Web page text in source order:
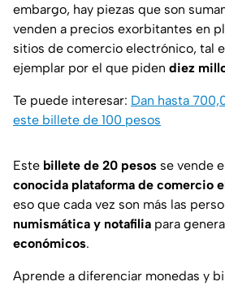
embargo, hay piezas que son
venden a precios exorbitantes en
sitios de comercio electrónico, tal
ejemplar por el que piden diez
Te puede interesar: Dan hasta
este billete de 100 pesos
Este billete de 20 pesos se vende
conocida plataforma de comercio
eso que cada vez son más las
numismática y notafilia para
económicos.
Aprende a diferenciar monedas y